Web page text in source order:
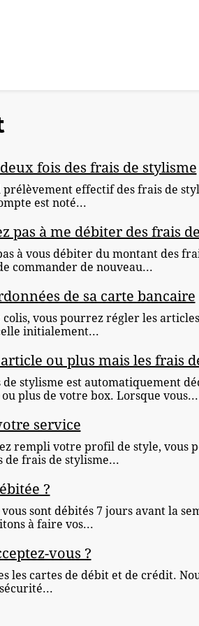
fois des frais de stylisme
prélèvement effectif des frais de
est noté...
pas à me débiter des frais
à vous débiter du montant des
commander de nouveau...
de sa carte bancaire
vous pourrez régler les
initialement...
article ou plus mais les frais
stylisme est automatiquement
plus de votre box. Lorsque vous...
service
rempli votre profil de style, vous
de frais de stylisme...
?
sont débités 7 jours avant la
à faire vos...
vous ?
les cartes de débit et de crédit.